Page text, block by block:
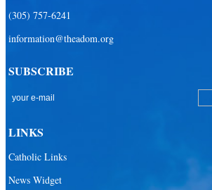
(305) 757-6241
information@theadom.org
SUBSCRIBE
LINKS
Catholic Links
News Widget